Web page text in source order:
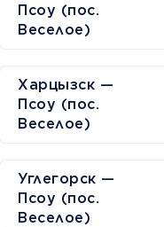
Псоу (пос.
Веселое)
Харцызск —
Псоу (пос.
Веселое)
Углегорск —
Псоу (пос.
Веселое)